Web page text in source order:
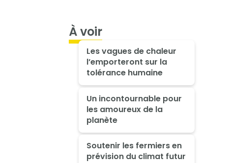
À voir
Les vagues de chaleur
l’emporteront sur la
tolérance humaine
Un incontournable pour
les amoureux de la
planète
Soutenir les fermiers en
prévision du climat futur